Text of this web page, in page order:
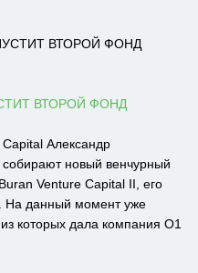
ВТОРОЙ ФОНД
Александр
новый венчурный
Venture Capital II, его
На данный момент уже
которых дала компания О1